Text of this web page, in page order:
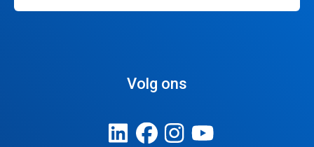
Volg ons